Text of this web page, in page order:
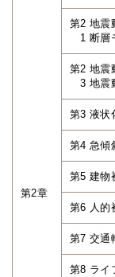
第2章
第2 地震
1 断層
第2 地震
3 地震
第3 液状
第4 急傾
第5 建物
第6 人的
第7 交通
第8 ライ